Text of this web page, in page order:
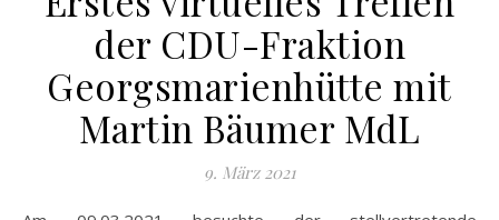
der CDU-Fraktion
Georgsmarienhütte mit
Martin Bäumer MdL
9. März 2021